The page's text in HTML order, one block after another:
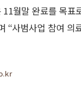
월말 완료를 목
“사범사업 참여